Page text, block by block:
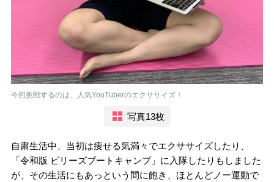
今回挑戦するのは、人気YouTuberのエクササイズ！
写真13枚
自粛生活中、当初は痩せる気満々でエクササイズしたり、
「令和版 ビリーズブートキャンプ」に入隊したりもしました
が、その生活にもあっという間に飽き、ほとんどノー運動で